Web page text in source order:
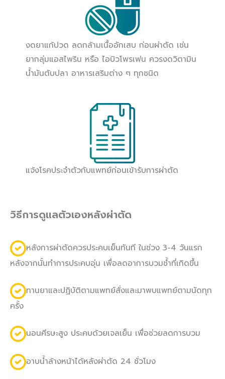
งดยาแก้ปวด ลดกล้ามเนื้ออักเสบ ก่อนผ่าตัด เช่น
ยากลุ่มแอสไพริน หรือ ไอบิวโพรเฟน ควรงดวิตามิน
น้ำมันตับปลา อาหารเสริมต่าง ๆ ทุกชนิด
แจ้งโรคประจำตัวกับแพทย์ก่อนเข้ารับการผ่าตัด
วิธีการดูแลตัวเองหลังผ่าตัด
หลังการผ่าตัดควรประคบเย็นทันที ในช่วง 3-4 วันแรก
หลังจากนั้นทำการประคบอุ่น เพื่อลดอาการบวมช้ำที่เกิดขึ้น
ทานยาและปฏิบัติตามแพทย์สั่งและมาพบแพทย์ตามนัดทุก
ครั้ง
นอนศีรษะสูง ประคบด้วยเจลเย็น เพื่อช่วยลดการบวม
อาบน้ำล้างหน้าได้หลังผ่าตัด 24 ชั่วโมง